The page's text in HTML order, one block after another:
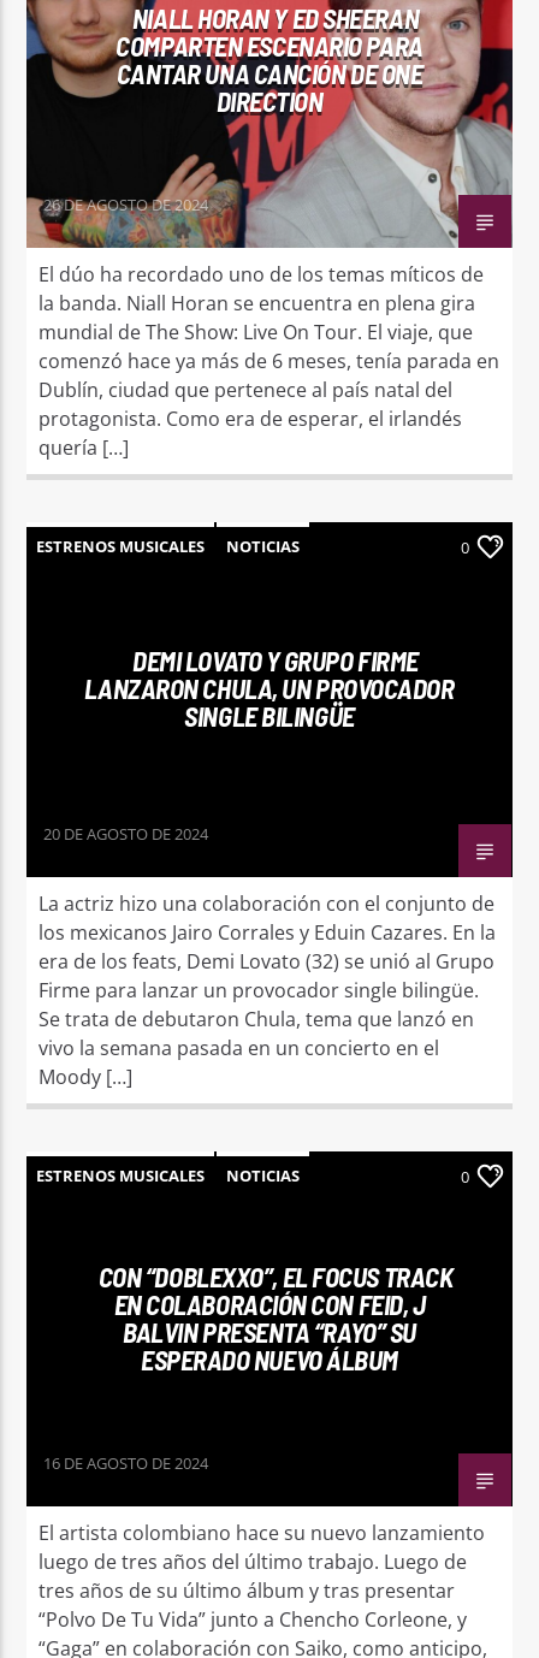
NIALL HORAN Y ED SHEERAN
COMPARTEN ESCENARIO PARA
CANTAR UNA CANCIÓN DE ONE
DIRECTION
26 DE AGOSTO DE 2024
El dúo ha recordado uno de los temas míticos de
la banda. Niall Horan se encuentra en plena gira
mundial de The Show: Live On Tour. El viaje, que
comenzó hace ya más de 6 meses, tenía parada en
Dublín, ciudad que pertenece al país natal del
protagonista. Como era de esperar, el irlandés
quería […]
ESTRENOS MUSICALES NOTICIAS 0
DEMI LOVATO Y GRUPO FIRME
LANZARON CHULA, UN PROVOCADOR
SINGLE BILINGÜE
20 DE AGOSTO DE 2024
La actriz hizo una colaboración con el conjunto de
los mexicanos Jairo Corrales y Eduin Cazares. En la
era de los feats, Demi Lovato (32) se unió al Grupo
Firme para lanzar un provocador single bilingüe.
Se trata de debutaron Chula, tema que lanzó en
vivo la semana pasada en un concierto en el
Moody […]
ESTRENOS MUSICALES NOTICIAS 0
CON “DOBLEXXO”, EL FOCUS TRACK
EN COLABORACIÓN CON FEID, J
BALVIN PRESENTA “RAYO” SU
ESPERADO NUEVO ÁLBUM
16 DE AGOSTO DE 2024
El artista colombiano hace su nuevo lanzamiento
luego de tres años del último trabajo. Luego de
tres años de su último álbum y tras presentar
“Polvo De Tu Vida” junto a Chencho Corleone, y
“Gaga” en colaboración con Saiko, como anticipo,